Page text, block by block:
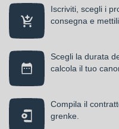
Iscriviti, scegli i
consegna e
Scegli la durata
calcola il tuo
Compila il
grenke.